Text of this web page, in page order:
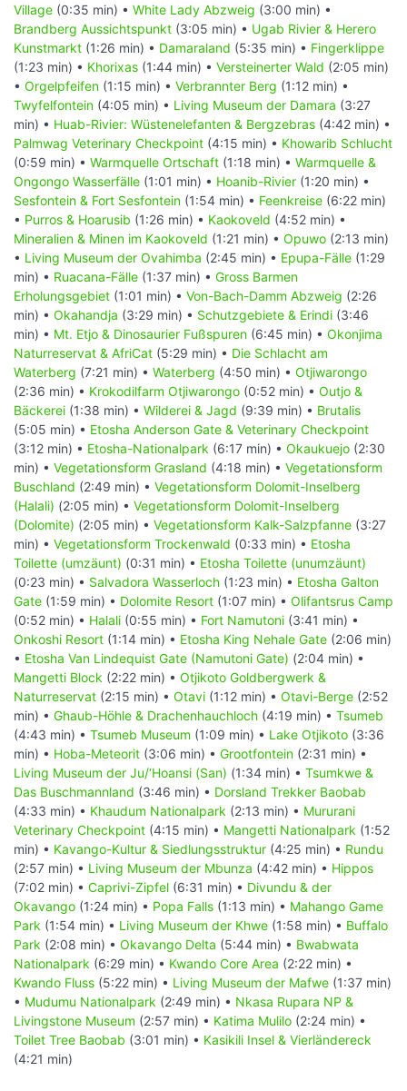
Village (0:35 min) • White Lady Abzweig (3:00 min) •
Brandberg Aussichtspunkt (3:05 min) • Ugab Rivier & Herero
Kunstmarkt (1:26 min) • Damaraland (5:35 min) • Fingerklippe
(1:23 min) • Khorixas (1:44 min) • Versteinerter Wald (2:05 min)
• Orgelpfeifen (1:15 min) • Verbrannter Berg (1:12 min) •
Twyfelfontein (4:05 min) • Living Museum der Damara (3:27
min) • Huab-Rivier: Wüstenelefanten & Bergzebras (4:42 min) •
Palmwag Veterinary Checkpoint (4:15 min) • Khowarib Schlucht
(0:59 min) • Warmquelle Ortschaft (1:18 min) • Warmquelle &
Ongongo Wasserfälle (1:01 min) • Hoanib-Rivier (1:20 min) •
Sesfontein & Fort Sesfontein (1:54 min) • Feenkreise (6:22 min)
• Purros & Hoarusib (1:26 min) • Kaokoveld (4:52 min) •
Mineralien & Minen im Kaokoveld (1:21 min) • Opuwo (2:13 min)
• Living Museum der Ovahimba (2:45 min) • Epupa-Fälle (1:29
min) • Ruacana-Fälle (1:37 min) • Gross Barmen
Erholungsgebiet (1:01 min) • Von-Bach-Damm Abzweig (2:26
min) • Okahandja (3:29 min) • Schutzgebiete & Erindi (3:46
min) • Mt. Etjo & Dinosaurier Fußspuren (6:45 min) • Okonjima
Naturreservat & AfriCat (5:29 min) • Die Schlacht am
Waterberg (7:21 min) • Waterberg (4:50 min) • Otjiwarongo
(2:36 min) • Krokodilfarm Otjiwarongo (0:52 min) • Outjo &
Bäckerei (1:38 min) • Wilderei & Jagd (9:39 min) • Brutalis
(5:05 min) • Etosha Anderson Gate & Veterinary Checkpoint
(3:12 min) • Etosha-Nationalpark (6:17 min) • Okaukuejo (2:30
min) • Vegetationsform Grasland (4:18 min) • Vegetationsform
Buschland (2:49 min) • Vegetationsform Dolomit-Inselberg
(Halali) (2:05 min) • Vegetationsform Dolomit-Inselberg
(Dolomite) (2:05 min) • Vegetationsform Kalk-Salzpfanne (3:27
min) • Vegetationsform Trockenwald (0:33 min) • Etosha
Toilette (umzäunt) (0:31 min) • Etosha Toilette (unumzäunt)
(0:23 min) • Salvadora Wasserloch (1:23 min) • Etosha Galton
Gate (1:59 min) • Dolomite Resort (1:07 min) • Olifantsrus Camp
(0:52 min) • Halali (0:55 min) • Fort Namutoni (3:41 min) •
Onkoshi Resort (1:14 min) • Etosha King Nehale Gate (2:06 min)
• Etosha Van Lindequist Gate (Namutoni Gate) (2:04 min) •
Mangetti Block (2:22 min) • Otjikoto Goldbergwerk &
Naturreservat (2:15 min) • Otavi (1:12 min) • Otavi-Berge (2:52
min) • Ghaub-Höhle & Drachenhauchloch (4:19 min) • Tsumeb
(4:43 min) • Tsumeb Museum (1:09 min) • Lake Otjikoto (3:36
min) • Hoba-Meteorit (3:06 min) • Grootfontein (2:31 min) •
Living Museum der Ju/‘Hoansi (San) (1:34 min) • Tsumkwe &
Das Buschmannland (3:46 min) • Dorsland Trekker Baobab
(4:33 min) • Khaudum Nationalpark (2:13 min) • Mururani
Veterinary Checkpoint (4:15 min) • Mangetti Nationalpark (1:52
min) • Kavango-Kultur & Siedlungsstruktur (4:25 min) • Rundu
(2:57 min) • Living Museum der Mbunza (4:42 min) • Hippos
(7:02 min) • Caprivi-Zipfel (6:31 min) • Divundu & der
Okavango (1:24 min) • Popa Falls (1:13 min) • Mahango Game
Park (1:54 min) • Living Museum der Khwe (1:58 min) • Buffalo
Park (2:08 min) • Okavango Delta (5:44 min) • Bwabwata
Nationalpark (6:29 min) • Kwando Core Area (2:22 min) •
Kwando Fluss (5:22 min) • Living Museum der Mafwe (1:37 min)
• Mudumu Nationalpark (2:49 min) • Nkasa Rupara NP &
Livingstone Museum (2:57 min) • Katima Mulilo (2:24 min) •
Toilet Tree Baobab (3:01 min) • Kasikili Insel & Vierländereck
(4:21 min)